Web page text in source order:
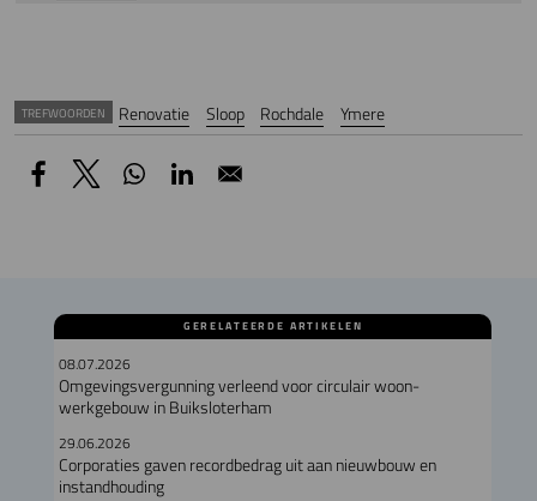
TREFWOORDEN Renovatie Sloop Rochdale Ymere
GERELATEERDE ARTIKELEN
08.07.2026
Omgevingsvergunning verleend voor circulair woon-
werkgebouw in Buiksloterham
29.06.2026
Corporaties gaven recordbedrag uit aan nieuwbouw en
instandhouding